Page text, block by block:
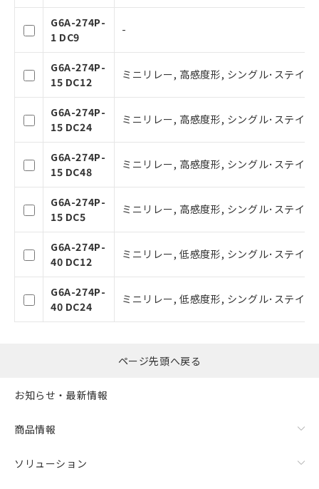
G6A-274P-
1 DC9
-
G6A-274P-
15 DC12
ミニリレー, 高感度形, シングル･ステイ
G6A-274P-
15 DC24
ミニリレー, 高感度形, シングル･ステイ
G6A-274P-
15 DC48
ミニリレー, 高感度形, シングル･ステイ
G6A-274P-
15 DC5
ミニリレー, 高感度形, シングル･ステイ
G6A-274P-
40 DC12
ミニリレー, 低感度形, シングル･ステイ
G6A-274P-
40 DC24
ミニリレー, 低感度形, シングル･ステイ
ページ先頭へ戻る
お知らせ・最新情報
商品情報
ソリューション
機器販売店・当社販売員にご確
空
白
受注生産機種、また在庫状況の
情報を公開していない機種
ください。
在庫状況および標準価格結果を当社の
示しないようお願いします。
マイパーツ機能（部品リスト作成サー
ビス）をご利用いただくには、I-Web
メンバーズにご登録されている必要が
あります。
お客様が当ウェブサイト上で当社にご
登録された部品リストについて、当社
および当社の共同利用者が、当社の製
品・サービスに関するお客様との取
引・商談に必要な範囲で利用すること
をご了承ください。
※当社の共同利用者とは、
の共同利用に関して"
の「1.共同利
用者の範囲」に記載されている法人を
指します。